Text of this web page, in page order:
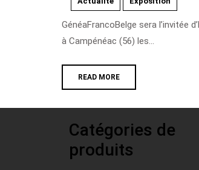
GénéaFrancoBelge sera l’invitée d’honneur de la seizième édition des Rendez-vous de la Généalogie qui se tiendra
à Campénéac (56) les...
READ MORE
Catégories de
produits